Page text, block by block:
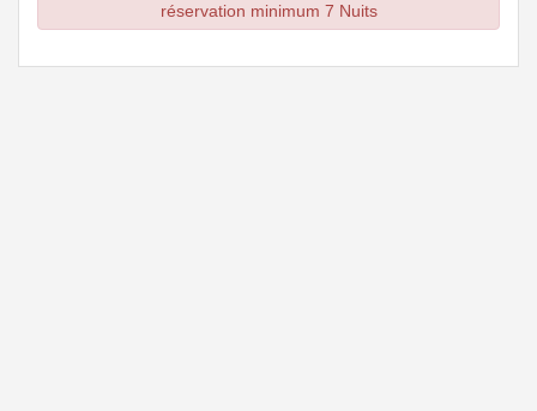
réservation minimum 7 Nuits